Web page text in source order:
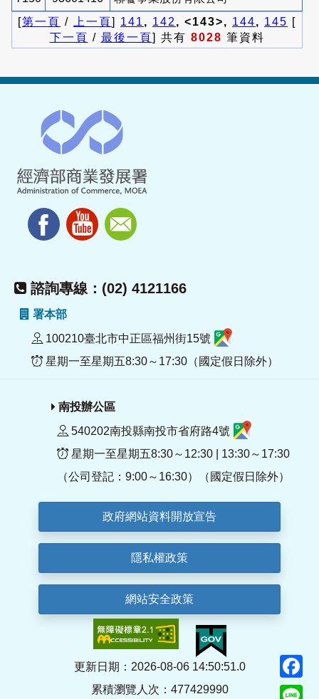
[第一頁 / 上一頁] 141 , 142 , <143>, 144, 145 [
下一頁 / 最後一頁] 共有 8028 筆資料
諮詢專線：(02) 4121166
署本部
100210臺北市中正區福州街15號
星期一至星期五8:30～17:30（國定假日除外）
南投辦公區
540202南投縣南投市省府路4號
星期一至星期五8:30～12:30 | 13:30～17:30
（公司登記：9:00～16:30）（國定假日除外）
政府網站資料開放宣告
隱私權政策
網站安全政策
更新日期：2026-08-06 14:50:51.0
累積瀏覽人次：477429990